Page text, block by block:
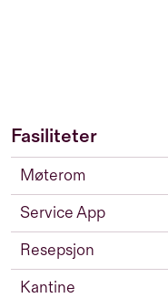
Fasiliteter
Møterom
Service App
Resepsjon
Kantine